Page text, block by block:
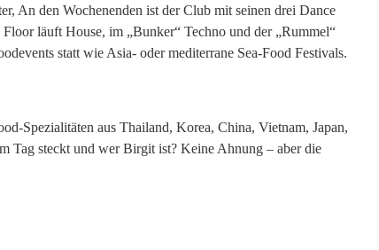
An den Wochenenden ist der Club mit seinen drei Dance
läuft House, im „Bunker“ Techno und der „Rummel“
statt wie Asia- oder mediterrane Sea-Food Festivals.
Spezialitäten aus Thailand, Korea, China, Vietnam, Japan,
Tag steckt und wer Birgit ist? Keine Ahnung – aber die